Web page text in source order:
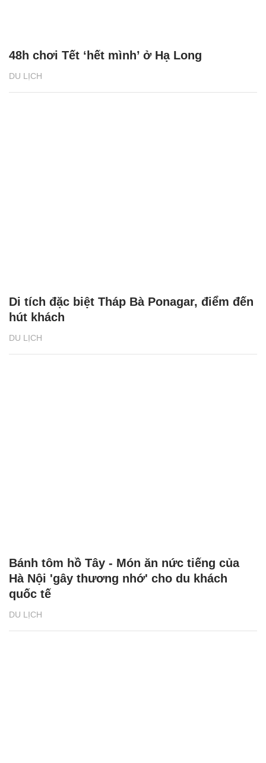
DU LỊCH
48h chơi Tết ‘hết mình’ ở Hạ Long
DU LỊCH
Di tích đặc biệt Tháp Bà Ponagar, điểm đến
hút khách
DU LỊCH
Bánh tôm hồ Tây - Món ăn nức tiếng của
Hà Nội 'gây thương nhớ' cho du khách
quốc tế